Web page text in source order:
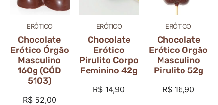
ERÓTICO
Chocolate
Erótico Órgão
Masculino
160g (CÓD
5103)
R$52,00
ERÓTICO
Chocolate
Erótico
Pirulito Corpo
Feminino 42g
R$ 14,90
ERÓTICO
Chocolate
Erótico Orgão
Masculino
Pirulito 52g
R$ 16,90